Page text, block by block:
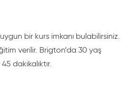
bir kurs imkanı bulabilirsiniz.
verilir. Brigton’da 30 yaş
dakikalıktır.